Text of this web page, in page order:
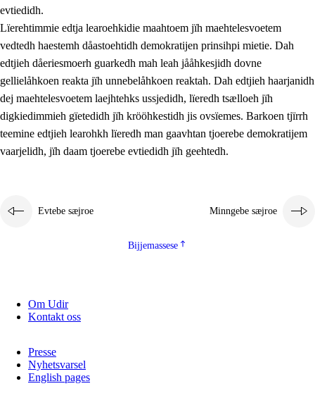
Dåaresthfaageles teemah
2.5 Dåaresthfaageles teemah
2.5.1 Almetjehealsoe jïh jieledehaalveme
2.5.2 Demokratije jïh meatanårrojevoete
2.5.3 Monnehke evtiedimmie
evtiedidh.
Lïerehtimmie edtja learoehkidie maahtoem jïh maehtelesvoetem
vedtedh haestemh dåastoehtidh demokratijen prinsihpi mietie. Dah
edtjieh dåeriesmoerh guarkedh mah leah jååhkesjidh dovne
gellielåhkoen reakta jïh unnebelåhkoen reaktah. Dah edtjieh haarjanidh
dej maehtelesvoetem laejhtehks ussjedidh, lïeredh tsælloeh jïh
digkiedimmieh gïetedidh jïh krööhkestidh jis ovsïemes. Barkoen tjïrrh
teemine edtjieh learohkh lïeredh man gaavhtan tjoerebe demokratijem
vaarjelidh, jïh daam tjoerebe evtiedidh jïh geehtedh.
Evtebe sæjroe Minngebe sæjroe
Bijjemassese
Om Udir
Kontakt oss
Presse
Nyhetsvarsel
English pages